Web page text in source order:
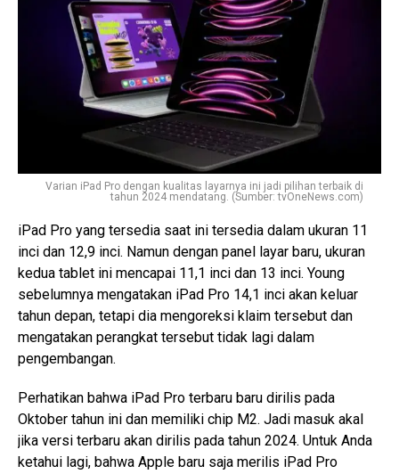
Varian iPad Pro dengan kualitas layarnya ini jadi pilihan terbaik di
tahun 2024 mendatang. (Sumber: tvOneNews.com)
iPad Pro yang tersedia saat ini tersedia dalam ukuran 11
inci dan 12,9 inci. Namun dengan panel layar baru, ukuran
kedua tablet ini mencapai 11,1 inci dan 13 inci. Young
sebelumnya mengatakan iPad Pro 14,1 inci akan keluar
tahun depan, tetapi dia mengoreksi klaim tersebut dan
mengatakan perangkat tersebut tidak lagi dalam
pengembangan.
Perhatikan bahwa iPad Pro terbaru baru dirilis pada
Oktober tahun ini dan memiliki chip M2. Jadi masuk akal
jika versi terbaru akan dirilis pada tahun 2024. Untuk Anda
ketahui lagi, bahwa Apple baru saja merilis iPad Pro